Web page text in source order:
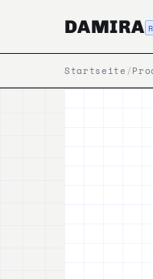
DAMIRA
Startseite /